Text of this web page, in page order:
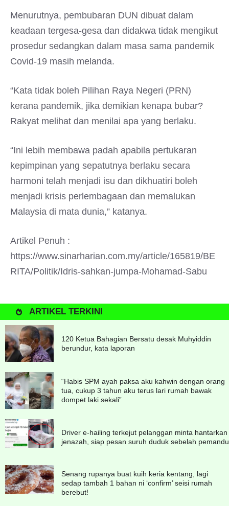
Menurutnya, pembubaran DUN dibuat dalam
keadaan tergesa-gesa dan didakwa tidak mengikut
prosedur sedangkan dalam masa sama pandemik
Covid-19 masih melanda.
“Kata tidak boleh Pilihan Raya Negeri (PRN)
kerana pandemik, jika demikian kenapa bubar?
Rakyat melihat dan menilai apa yang berlaku.
“Ini lebih membawa padah apabila pertukaran
kepimpinan yang sepatutnya berlaku secara
harmoni telah menjadi isu dan dikhuatiri boleh
menjadi krisis perlembagaan dan memalukan
Malaysia di mata dunia,” katanya.
Artikel Penuh :
https://www.sinarharian.com.my/article/165819/BE
RITA/Politik/Idris-sahkan-jumpa-Mohamad-Sabu
ARTIKEL TERKINI
120 Ketua Bahagian Bersatu desak Muhyiddin
berundur, kata laporan
“Habis SPM ayah paksa aku kahwin dengan orang
tua, cukup 3 tahun aku terus lari rumah bawak
dompet laki sekali”
Driver e-hailing terkejut pelanggan minta hantarkan
jenazah, siap pesan suruh duduk sebelah pemandu
Senang rupanya buat kuih keria kentang, lagi
sedap tambah 1 bahan ni ‘confirm’ seisi rumah
berebut!